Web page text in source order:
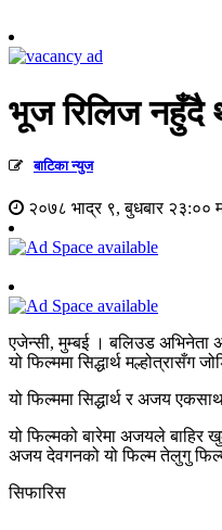
भूज रिलिज नहुँदै
बाटिका न्युज
२०७८ भाद्र ९, बुधबार २३:००
एजेन्सी, मुम्बई । बलिउड अभिनेता
यो फिल्ममा सिद्धार्थ मल्होत्रासँग
यो फिल्ममा सिद्धार्थ र अजय
यो फिल्मको बारेमा अजयले
अजय देवगनको यो फिल्म तेलुगु
सिफारिस